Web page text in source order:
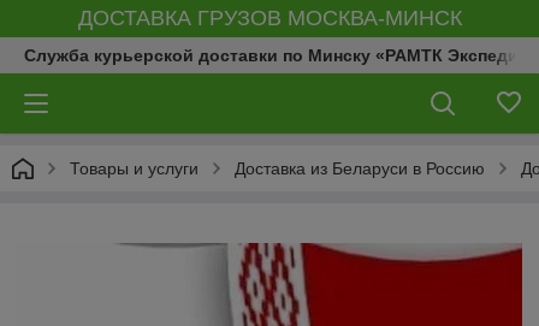
ДОСТАВКА ГРУЗОВ МОСКВА-МИНСК
Служба курьерской доставки по Минску «РАМТК
Товары и услуги Доставка из Беларуси в Россию